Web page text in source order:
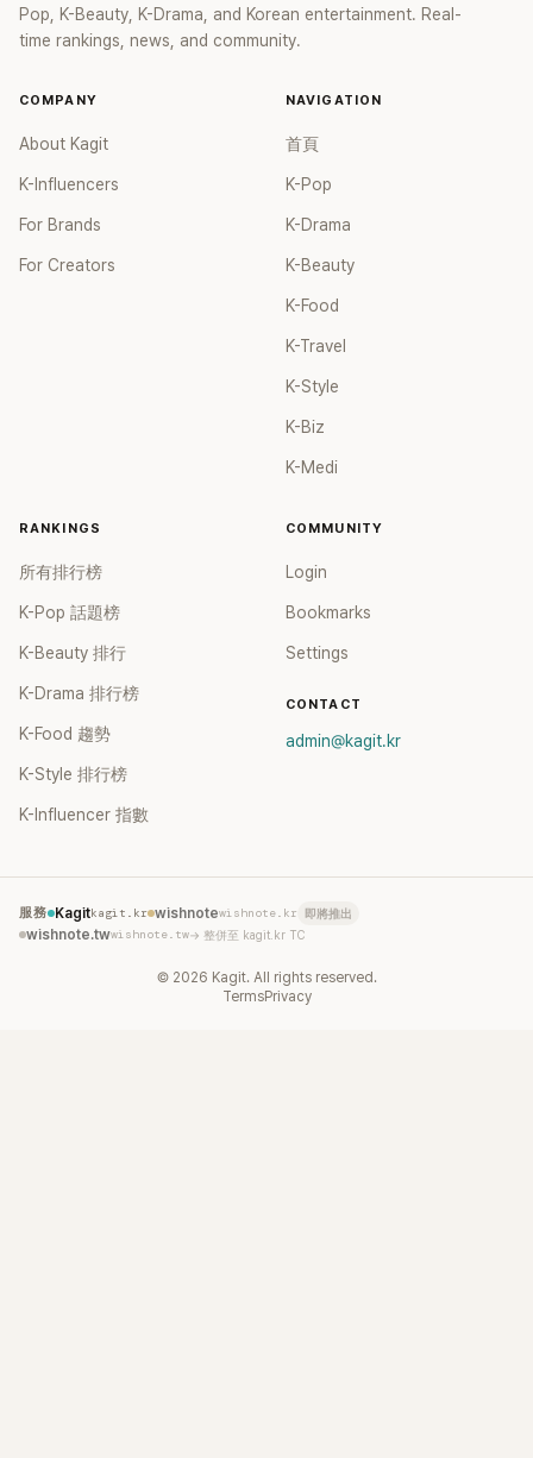
Pop, K-Beauty, K-Drama, and Korean entertainment. Real-
time rankings, news, and community.
COMPANY
About Kagit
K-Influencers
For Brands
For Creators
NAVIGATION
首頁
K-Pop
K-Drama
K-Beauty
K-Food
K-Travel
K-Style
K-Biz
K-Medi
RANKINGS
所有排行榜
K-Pop 話題榜
K-Beauty 排行
K-Drama 排行榜
K-Food 趨勢
K-Style 排行榜
K-Influencer 指數
COMMUNITY
Login
Bookmarks
Settings
CONTACT
admin@kagit.kr
服務 Kagitkagit.kr wishnotewishnote.kr 即將推出
wishnote.twwishnote.tw→ 整併至 kagit.kr TC
© 2026 Kagit. All rights reserved.
TermsPrivacy